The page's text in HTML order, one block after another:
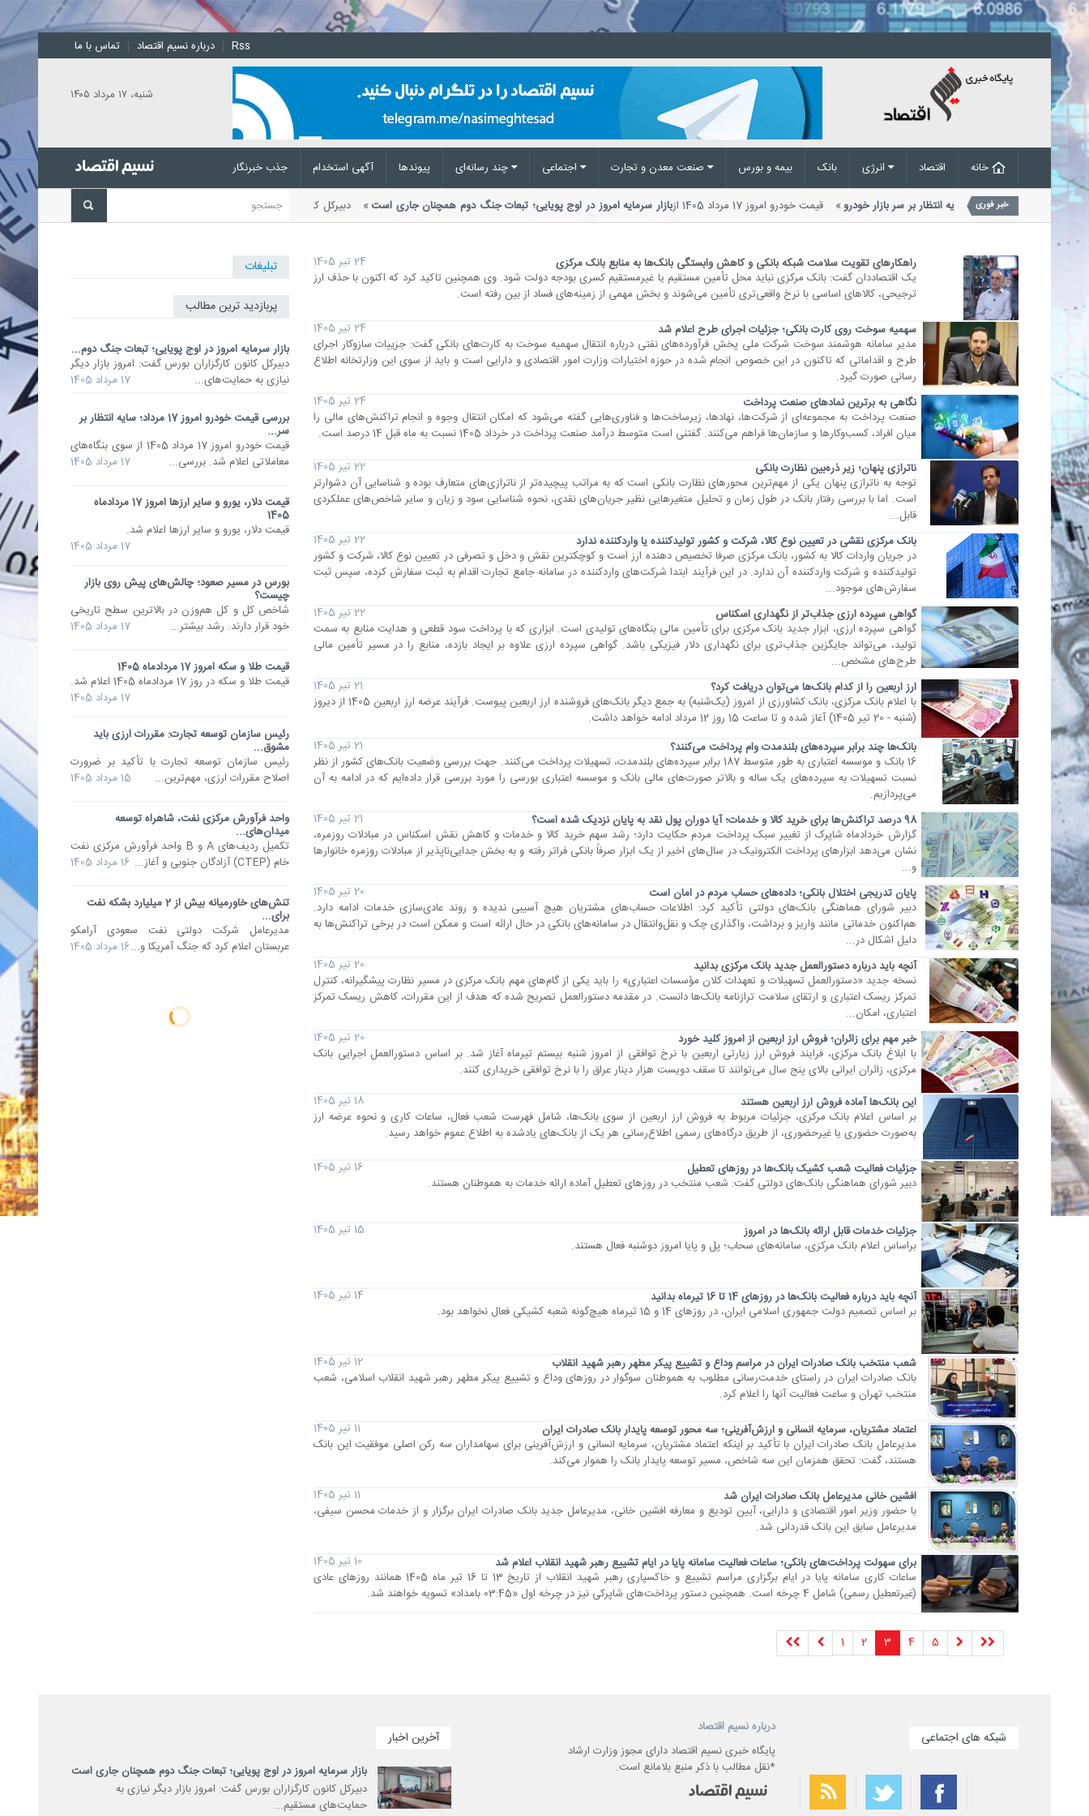
تماس با ما | درباره نسیم اقتصاد | Rss
شنبه، ۱۷ مرداد ۱۴۰۵
جذب خبرنگار آگهی استخدام پیوند‌ها بیمه و بورس بانک اقتصاد
خبر فوری بازار سرمایه امروز در اوج پویایی؛ تبعات جنگ دوم همچنان جاری است
دبیرکل کانون کارگزاران بورس
گفت: امروز بازار دیگر نیازی به...
خودرو امروز 17 مرداد؛ سایه انتظار بر سر بازار خودرو
قیمت خودرو امروز 17 مرداد 1405 از
معاملاتی اعلام شد....
تبلیغات
پربازدید ترین مطالب
بازار سرمایه امروز در اوج پویایی؛ تبعات جنگ دوم...
دبیرکل کانون کارگزاران بورس گفت: امروز بازار دیگر
نیازی به حمایت‌های...
17 مرداد 1405
بررسی قیمت خودرو امروز 17 مرداد؛ سایه انتظار بر
سر...
قیمت خودرو امروز 17 مرداد 1405 از سوی بنگاه‌های
معاملاتی اعلام شد. بررسی...
17 مرداد 1405
قیمت دلار، یورو و سایر ارزها امروز 17 مردادماه
1405
قیمت دلار، یورو و سایر ارزها اعلام شد.
17 مرداد 1405
بورس در مسیر صعود؛ چالش‌های پیش روی بازار
چیست؟
شاخص کل و کل هم‌وزن در بالاترین سطح تاریخی
خود قرار دارند. رشد بیشتر...
17 مرداد 1405
قیمت طلا و سکه امروز 17 مردادماه 1405
قیمت طلا و سکه در روز 17 مردادماه 1405 اعلام شد.
17 مرداد 1405
رئیس سازمان توسعه تجارت: مقررات ارزی باید
مشوق...
رئیس سازمان توسعه تجارت با تأکید بر ضرورت
اصلاح مقررات ارزی، مهم‌ترین...
15 مرداد 1405
واحد فرآورش مرکزی نفت، شاهراه توسعه
میدان‌های...
تکمیل ردیف‌های A و B واحد فرآورش مرکزی نفت
خام (CTEP) آزادگان جنوبی و آغاز...
16 مرداد 1405
تنش‌های خاورمیانه بیش از 2 میلیارد بشکه نفت
برای...
مدیرعامل شرکت دولتی نفت سعودی آرامکو
عربستان اعلام کرد که جنگ آمریکا و...16 مرداد 1405
راهکارهای تقویت سلامت شبکه بانکی و کاهش وابستگی بانک‌ها به منابع بانک مرکزی
24 تیر 1405
یک اقتصاددان گفت: بانک مرکزی نباید محل تأمین مستقیم یا غیرمستقیم کسری بودجه دولت شود. وی همچنین تاکید کرد که اکنون با حذف ارز
ترجیحی، کالا‌های اساسی با نرخ واقعی‌تری تأمین می‌شوند و بخش مهمی از زمینه‌های فساد از بین رفته است.
سهمیه سوخت روی کارت بانکی؛ جزئیات اجرای طرح اعلام شد
24 تیر 1405
مدیر سامانه هوشمند سوخت شرکت ملی پخش فرآورده‌های نفتی درباره انتقال سهمیه سوخت به کارت‌های بانکی گفت: جزییات سازوکار اجرای
طرح و اقداماتی که تاکنون در این خصوص انجام شده در حوزه اختیارات وزارت امور اقتصادی و دارایی است و باید از سوی این وزارتخانه اطلاع
رسانی صورت گیرد.
نگاهی به برترین نمادهای صنعت پرداخت
24 تیر 1405
صنعت پرداخت به مجموعه‌ای از شرکت‌ها، نهادها، زیرساخت‌ها و فناوری‌هایی گفته می‌شود که امکان انتقال وجوه و انجام تراکنش‌های مالی را
میان افراد، کسب‌وکار‌ها و سازمان‌ها فراهم می‌کنند. گفتنی است متوسط درآمد صنعت پرداخت در خرداد 1405 نسبت به ماه قبل 14 درصد است.
ناترازی پنهان؛ زیر ذره‌بین نظارت بانکی
22 تیر 1405
توجه به ناترازی پنهان یکی از مهم‌ترین محور‌های نظارت بانکی است که به مراتب پیچیده‌تر از ناترازی‌های متعارف بوده و شناسایی آن دشوارتر
است. اما با بررسی رفتار بانک در طول زمان و تحلیل متغیر‌هایی نظیر جریان‌های نقدی، نحوه شناسایی سود و زیان و سایر شاخص‌های عملکردی
قابل...
بانک مرکزی نقشی در تعیین نوع کالا، شرکت و کشور تولیدکننده یا واردکننده ندارد
22 تیر 1405
در جریان واردات کالا به کشور، بانک مرکزی صرفا تخصیص دهنده ارز است و کوچکترین نقش و دخل و تصرفی در تعیین نوع کالا، شرکت و کشور
تولیدکننده و شرکت واردکننده آن ندارد. در این فرآیند ابتدا شرکت‌های واردکننده در سامانه جامع تجارت اقدام به ثبت سفارش کرده، سپس ثبت
سفارش‌های موجود...
گواهی سپرده ارزی جذاب‌تر از نگهداری اسکناس
22 تیر 1405
گواهی سپرده ارزی، ابزار جدید بانک مرکزی برای تأمین مالی بنگاه‌های تولیدی است. ابزاری که با پرداخت سود قطعی و هدایت منابع به سمت
تولید، می‌تواند جایگزین جذاب‌تری برای نگهداری دلار فیزیکی باشد. گواهی سپرده ارزی علاوه بر ایجاد بازده، منابع را در مسیر تأمین مالی
طرح‌های مشخص...
ارز اربعین را از کدام بانک‌ها می‌توان دریافت کرد؟
21 تیر 1405
با اعلام بانک مرکزی، بانک کشاورزی از امروز (یک‌شنبه) به جمع دیگر بانک‌های فروشنده ارز اربعین پیوست. فرآیند عرضه ارز اربعین 1405 از دیروز
(شنبه - 20 تیر 1405) آغاز شده و تا ساعت 15 روز 12 مرداد ادامه خواهد داشت.
بانک‌ها چند برابر سپرده‌های بلندمدت وام پرداخت می‌کنند؟
21 تیر 1405
16 بانک و موسسه اعتباری به طور متوسط 187 برابر سپرده‌های بلندمدت، تسهیلات پرداخت می‌کنند. جهت بررسی وضعیت بانک‌های کشور از نظر
نسبت تسهیلات به سپرده‌های یک ساله و بالاتر صورت‌های مالی بانک و موسسه اعتباری بورسی را مورد بررسی قرار داده‌ایم که در ادامه به آن
می‌پردازیم.
98 درصد تراکنش‌ها برای خرید کالا و خدمات؛ آیا دوران پول نقد به پایان نزدیک شده است؟
21 تیر 1405
گزارش خردادماه شاپرک از تغییر سبک پرداخت مردم حکایت دارد؛ رشد سهم خرید کالا و خدمات و کاهش نقش اسکناس در مبادلات روزمره،
نشان می‌دهد ابزار‌های پرداخت الکترونیک در سال‌های اخیر از یک ابزار صرفاً بانکی فراتر رفته و به بخش جدایی‌ناپذیر از مبادلات روزمره خانوار‌ها
و...
پایان تدریجی اختلال بانکی؛ داده‌های حساب مردم در امان است
20 تیر 1405
دبیر شورای هماهنگی بانک‌های دولتی تأکید کرد: اطلاعات حساب‌های مشتریان هیچ آسیبی ندیده و روند عادی‌سازی خدمات ادامه دارد.
هم‌اکنون خدماتی مانند واریز و برداشت، واگذاری چک و نقل‌وانتقال در سامانه‌های بانکی در حال ارائه است و ممکن است در برخی تراکنش‌ها به
دلیل اشکال در...
آنچه باید درباره دستورالعمل جدید بانک مرکزی بدانید
20 تیر 1405
نسخه جدید «دستورالعمل تسهیلات و تعهدات کلان مؤسسات اعتباری» را باید یکی از گام‌های مهم بانک مرکزی در مسیر نظارت پیشگیرانه، کنترل
تمرکز ریسک اعتباری و ارتقای سلامت ترازنامه بانک‌ها دانست. در مقدمه دستورالعمل تصریح شده که هدف از این مقررات، کاهش ریسک تمرکز
اعتباری، امکان...
خبر مهم برای زائران؛ فروش ارز اربعین از امروز کلید خورد
20 تیر 1405
با ابلاغ بانک مرکزی، فرایند فروش ارز زیارتی اربعین با نرخ توافقی از امروز شنبه بیستم تیرماه آغاز شد. بر اساس دستورالعمل اجرایی بانک
مرکزی، زائران ایرانی بالای پنج سال می‌توانند تا سقف دویست هزار دینار عراق را با نرخ توافقی خریداری کنند.
این بانک‌ها آماده فروش ارز اربعین هستند
18 تیر 1405
بر اساس اعلام بانک مرکزی، جزئیات مربوط به فروش ارز اربعین از سوی بانک‌ها، شامل فهرست شعب فعال، ساعات کاری و نحوه عرضه ارز
به‌صورت حضوری یا غیرحضوری، از طریق درگاه‌های رسمی اطلاع‌رسانی هر یک از بانک‌های یادشده به اطلاع عموم خواهد رسید.
جزئیات فعالیت شعب کشیک بانک‌ها در روزهای تعطیل
16 تیر 1405
دبیر شورای هماهنگی بانک‌های دولتی گفت: شعب منتخب در روز‌های تعطیل آماده ارائه خدمات به هموطنان هستند.
جزئیات خدمات قابل ارائه بانک‌ها در امروز
15 تیر 1405
براساس اعلام بانک مرکزی، سامانه‌های سحاب؛ پل و پایا امروز دوشنبه فعال هستند.
آنچه باید درباره فعالیت بانک‌ها در روزهای 14 تا 16 تیرماه بدانید
14 تیر 1405
بر اساس تصمیم دولت جمهوری اسلامی ایران، در روزهای 14 و 15 تیرماه هیچ‌گونه شعبه کشیکی فعال نخواهد بود.
شعب منتخب بانک صادرات ایران در مراسم وداع و تشییع پیکر مطهر رهبر شهید انقلاب
12 تیر 1405
​بانک صادرات ایران در راستای خدمت‌رسانی مطلوب به هموطنان سوگوار در روزهای وداع و تشییع پیکر مطهر رهبر شهید انقلاب اسلامی، شعب
منتخب تهران و ساعت فعالیت آنها را اعلام کرد.
اعتماد مشتریان، سرمایه انسانی و ارزش‌آفرینی؛ سه محور توسعه پایدار بانک صادرات ایران
11 تیر 1405
​مدیرعامل بانک صادرات ایران با تأکید بر اینکه اعتماد مشتریان، سرمایه انسانی و ارزش‌آفرینی برای سهامداران سه رکن اصلی موفقیت این بانک
هستند، گفت: تحقق همزمان این سه شاخص، مسیر توسعه پایدار بانک را هموار می‌کند.
افشین خانی مدیرعامل بانک صادرات ایران شد
11 تیر 1405
​​با حضور وزیر امور اقتصادی و دارایی، آیین تودیع و معارفه افشین خانی، مدیرعامل جدید بانک صادرات ایران برگزار و از خدمات محسن سیفی،
مدیرعامل سابق این بانک قدردانی شد.
برای سهولت پرداخت‌های بانکی؛ ساعات فعالیت سامانه پایا در ایام تشییع رهبر شهید انقلاب اعلام شد
10 تیر 1405
ساعات کاری سامانه پایا در ایام برگزاری مراسم تشییع و خاکسپاری رهبر شهید انقلاب از تاریخ 13 تا 16 تیر ماه 1405 همانند روز‌های عادی
(غیرتعطیل رسمی) شامل 4 چرخه است. همچنین دستور پرداخت‌های شاپرکی نیز در چرخه اول «03:45 بامداد» تسویه خواهند شد.
1 2 3 4 5
آخرین اخبار
بازار سرمایه امروز در اوج پویایی؛ تبعات جنگ دوم همچنان جاری است
دبیرکل کانون کارگزاران بورس گفت: امروز بازار دیگر نیازی به
حمایت‌های مستقیم...
درباره نسیم اقتصاد
پایگاه خبری نسیم اقتصاد دارای مجوز وزارت ارشاد
*نقل مطالب با ذکر منبع بلامانع است.
شبکه های اجتماعی